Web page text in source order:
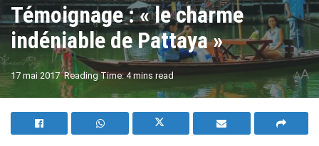
Témoignage : « le charme
indéniable de Pattaya »
17 mai 2017 Reading Time: 4 mins read AA